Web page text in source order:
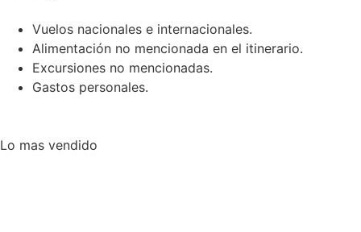
Vuelos nacionales e internacionales.
Alimentación no mencionada en el itinerario.
Excursiones no mencionadas.
Gastos personales.
Lo mas vendido